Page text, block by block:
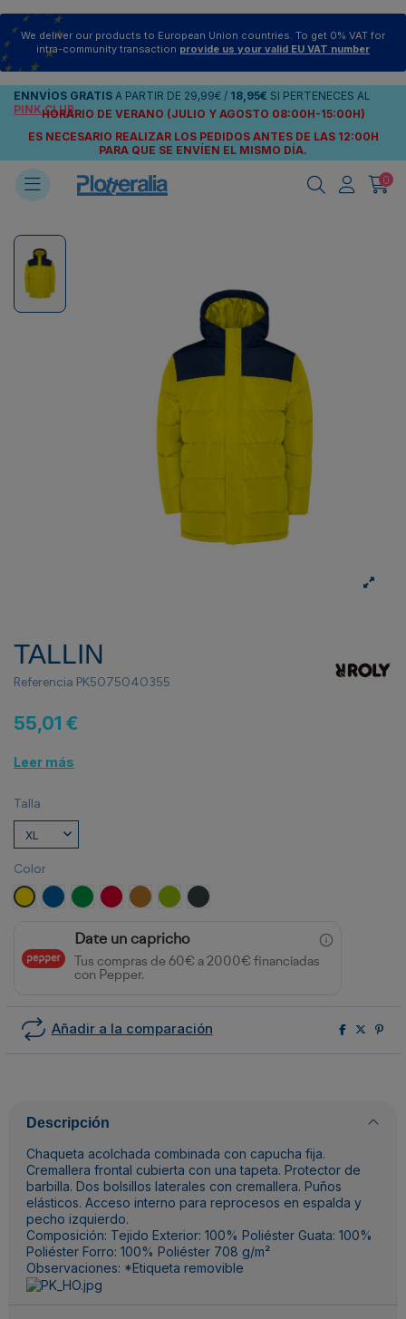
We deliver our products to European Union countries. To get 0% VAT for
intra-community transaction provide us your valid EU VAT number
ENNVÍOS GRATIS A PARTIR DE 29,99€ / 18,95€ SI PERTENECES AL
PINK CLUB
HORARIO DE VERANO (JULIO Y AGOSTO 08:00H-15:00H)
ES NECESARIO REALIZAR LOS PEDIDOS ANTES DE LAS 12:00H
PARA QUE SE ENVÍEN EL MISMO DÍA.
0
TALLIN
Referencia PK5075040355
55,01 €
Leer más
Talla
Color
AMARILLO/MARINO
ROYAL/MARINO
VERDE HELECHO/MARINO
ROJO/NEGRO
AMARILLO CURRY/NEGRO
LIMA/NEGROEBANO/NEGRO
Date un capricho
Tus compras de 60€ a 2000€ financiadas
con Pepper.
Añadir a la comparación
Descripción
Chaqueta acolchada combinada con capucha fija.
Cremallera frontal cubierta con una tapeta. Protector de
barbilla. Dos bolsillos laterales con cremallera. Puños
elásticos. Acceso interno para reprocesos en espalda y
pecho izquierdo.
Composición: Tejido Exterior: 100% Poliéster Guata: 100%
Poliéster Forro: 100% Poliéster 708 g/m²
Observaciones: *Etiqueta removible